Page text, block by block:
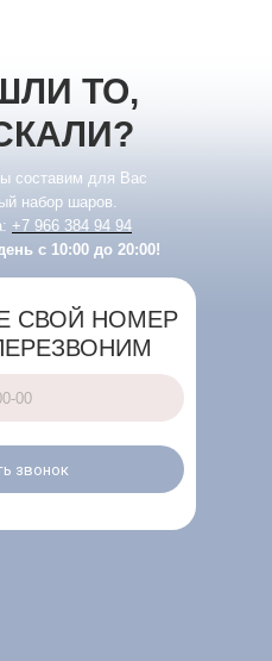
ТО,
составим для Вас
набор шаров.
+7 966 384 94 94
с 10:00 до 20:00!
СВОЙ НОМЕР
звонок